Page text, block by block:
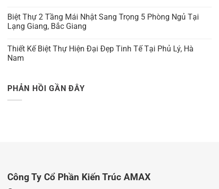
Biệt Thự 2 Tầng Mái Nhật Sang Trọng 5 Phòng Ngủ Tại
Lạng Giang, Bắc Giang
Thiết Kế Biệt Thự Hiện Đại Đẹp Tinh Tế Tại Phủ Lý, Hà
Nam
PHẢN HỒI GẦN ĐÂY
Công Ty Cổ Phần Kiến Trúc AMAX